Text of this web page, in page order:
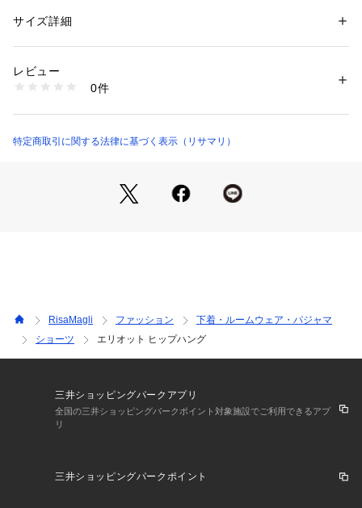
様をあしらい、それぞれステッチを変化させることで華やかさ
しさに仕上がりました。
スカラップまでほどこされた曲線の刺しゅうは、格子状のステ
らしさを表現しました。
された、大人の女性にぴったりなカラーで展開しています。
日常のふとしたたたずまいも、美しいものへと変えてしまうよ
らりとした気持ちの良い履き心地です。履き込みは浅く、サイ
ドの幅が広いため安定感があります。
足口はレースを使用し、フィット感がある作りでしっかりとヒ
＜サイズ＞
M：ヒップ 87～95cm
＜商品仕様＞
性別：レディース
素材：ポリエステル・ナイロン・その他
商品番号：
N05-79205 （ショップ）
サイズ詳細
レビュー
0件
特定商取引に関する法律に基づく表示（リサマリ）
RisaMagli ファッション
下着・ルームウェア・パジャマ
ショーツ
エリオット ヒップハング
三井ショッピングパークアプリ
全国の三井ショッピングパークポイント対象施設でご利用できるアプ
リ
三井ショッピングパークポイント